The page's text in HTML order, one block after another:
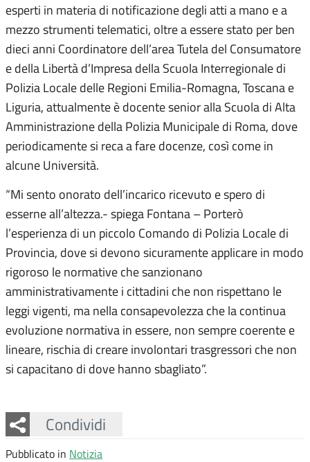
esperti in materia di notificazione degli atti a mano e a
mezzo strumenti telematici, oltre a essere stato per ben
dieci anni Coordinatore dell’area Tutela del Consumatore
e della Libertà d’Impresa della Scuola Interregionale di
Polizia Locale delle Regioni Emilia-Romagna, Toscana e
Liguria, attualmente è docente senior alla Scuola di Alta
Amministrazione della Polizia Municipale di Roma, dove
periodicamente si reca a fare docenze, così come in
alcune Università.
“Mi sento onorato dell’incarico ricevuto e spero di
esserne all’altezza.- spiega Fontana – Porterò
l’esperienza di un piccolo Comando di Polizia Locale di
Provincia, dove si devono sicuramente applicare in modo
rigoroso le normative che sanzionano
amministrativamente i cittadini che non rispettano le
leggi vigenti, ma nella consapevolezza che la continua
evoluzione normativa in essere, non sempre coerente e
lineare, rischia di creare involontari trasgressori che non
si capacitano di dove hanno sbagliato”.
Condividi
Facebook
Twitter
Whatsapp
Pubblicato in Notizia